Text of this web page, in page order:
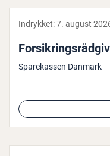
Indrykket:7. august
Sparekassen Danmark